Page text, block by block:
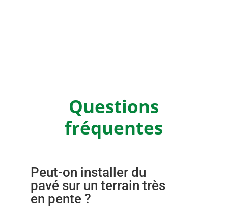
Questions
fréquentes
Peut-on installer du
pavé sur un terrain très
en pente ?